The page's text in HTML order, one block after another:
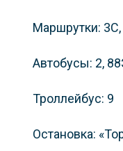
Маршрутки: 3С,
Автобусы: 2,
Троллейбус: 9
Остановка: